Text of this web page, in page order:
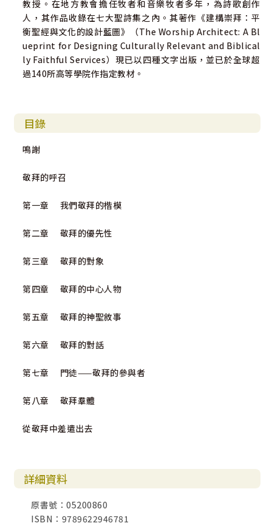
教授。在地方教會擔任牧者和音樂牧者多年，為詩歌創作
人，其作品收錄在七大聖詩集之內。其著作《建構崇拜：平
衡聖經與文化的設計藍圖》（The Worship Architect: A Bl
ueprint for Designing Culturally Relevant and Biblical
ly Faithful Services）現已以四種文字出版，並已於全球超
過140所高等學院作指定教材。
目錄
鳴謝
敬拜的呼召
第一章 我們敬拜的楷模
第二章 敬拜的優先性
第三章 敬拜的對象
第四章 敬拜的中心人物
第五章 敬拜的神聖敘事
第六章 敬拜的對話
第七章 門徒——敬拜的參與者
第八章 敬拜羣體
從敬拜中差遣出去
詳細資料
原書號：05200860
ISBN：9789622946781